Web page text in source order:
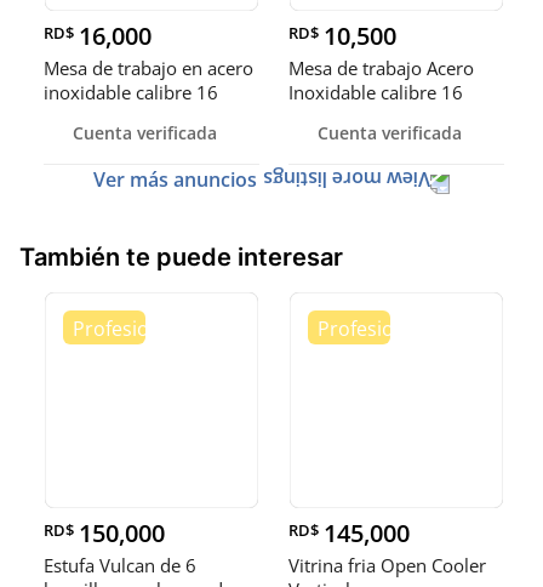
RD$ 16,000
Mesa de trabajo en acero
inoxidable calibre 16
Cuenta verificada
RD$ 10,500
Mesa de trabajo Acero
Inoxidable calibre 16
Cuenta verificada
Ver más anuncios
También te puede interesar
RD$ 150,000
Estufa Vulcan de 6
RD$ 145,000
Vitrina fria Open Cooler